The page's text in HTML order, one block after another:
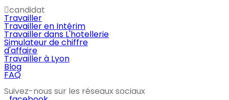
candidat
Travailler
Travailler en Intérim
Travailler dans L'hotellerie
Simulateur de chiffre
d'affaire
Travailler à Lyon
Blog
FAQ
Suivez-nous sur les réseaux sociaux